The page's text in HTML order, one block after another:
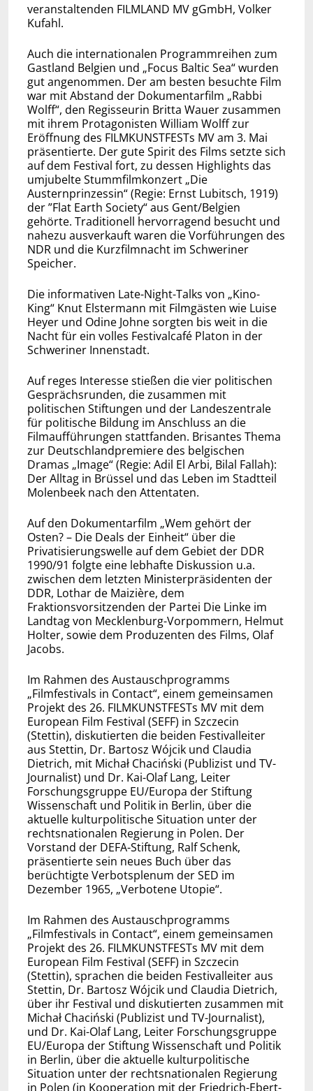
veranstaltenden FILMLAND MV gGmbH, Volker
Kufahl.
Auch die internationalen Programmreihen zum
Gastland Belgien und „Focus Baltic Sea“ wurden
gut angenommen. Der am besten besuchte Film
war mit Abstand der Dokumentarfilm „Rabbi
Wolff“, den Regisseurin Britta Wauer zusammen
mit ihrem Protagonisten William Wolff zur
Eröffnung des FILMKUNSTFESTs MV am 3. Mai
präsentierte. Der gute Spirit des Films setzte sich
auf dem Festival fort, zu dessen Highlights das
umjubelte Stummfilmkonzert „Die
Austernprinzessin“ (Regie: Ernst Lubitsch, 1919)
der ”Flat Earth Society“ aus Gent/Belgien
gehörte. Traditionell hervorragend besucht und
nahezu ausverkauft waren die Vorführungen des
NDR und die Kurzfilmnacht im Schweriner
Speicher.
Die informativen Late-Night-Talks von „Kino-
King“ Knut Elstermann mit Filmgästen wie Luise
Heyer und Odine Johne sorgten bis weit in die
Nacht für ein volles Festivalcafé Platon in der
Schweriner Innenstadt.
Auf reges Interesse stießen die vier politischen
Gesprächsrunden, die zusammen mit
politischen Stiftungen und der Landeszentrale
für politische Bildung im Anschluss an die
Filmaufführungen stattfanden. Brisantes Thema
zur Deutschlandpremiere des belgischen
Dramas „Image“ (Regie: Adil El Arbi, Bilal Fallah):
Der Alltag in Brüssel und das Leben im Stadtteil
Molenbeek nach den Attentaten.
Auf den Dokumentarfilm „Wem gehört der
Osten? – Die Deals der Einheit“ über die
Privatisierungswelle auf dem Gebiet der DDR
1990/91 folgte eine lebhafte Diskussion u.a.
zwischen dem letzten Ministerpräsidenten der
DDR, Lothar de Maizière, dem
Fraktionsvorsitzenden der Partei Die Linke im
Landtag von Mecklenburg-Vorpommern, Helmut
Holter, sowie dem Produzenten des Films, Olaf
Jacobs.
Im Rahmen des Austauschprogramms
„Filmfestivals in Contact“, einem gemeinsamen
Projekt des 26. FILMKUNSTFESTs MV mit dem
European Film Festival (SEFF) in Szczecin
(Stettin), diskutierten die beiden Festivalleiter
aus Stettin, Dr. Bartosz Wójcik und Claudia
Dietrich, mit Michał Chaciński (Publizist und TV-
Journalist) und Dr. Kai-Olaf Lang, Leiter
Forschungsgruppe EU/Europa der Stiftung
Wissenschaft und Politik in Berlin, über die
aktuelle kulturpolitische Situation unter der
rechtsnationalen Regierung in Polen. Der
Vorstand der DEFA-Stiftung, Ralf Schenk,
präsentierte sein neues Buch über das
berüchtigte Verbotsplenum der SED im
Dezember 1965, „Verbotene Utopie“.
Im Rahmen des Austauschprogramms
„Filmfestivals in Contact“, einem gemeinsamen
Projekt des 26. FILMKUNSTFESTs MV mit dem
European Film Festival (SEFF) in Szczecin
(Stettin), sprachen die beiden Festivalleiter aus
Stettin, Dr. Bartosz Wójcik und Claudia Dietrich,
über ihr Festival und diskutierten zusammen mit
Michał Chaciński (Publizist und TV-Journalist),
und Dr. Kai-Olaf Lang, Leiter Forschungsgruppe
EU/Europa der Stiftung Wissenschaft und Politik
in Berlin, über die aktuelle kulturpolitische
Situation unter der rechtsnationalen Regierung
in Polen (in Kooperation mit der Friedrich-Ebert-